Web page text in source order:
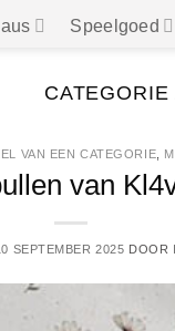
Speelgoed
VAN EEN CATEGORIE
van
SEPTEMBER 2025 DOOR